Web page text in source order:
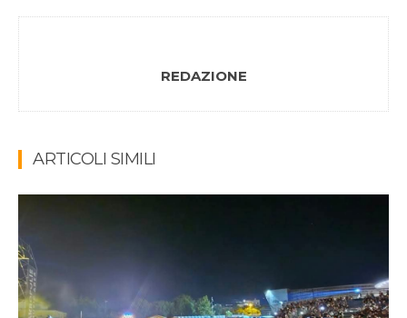
REDAZIONE
ARTICOLI SIMILI